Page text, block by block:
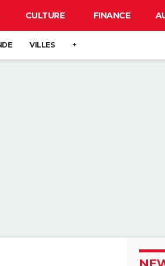
CULTURE FINANCE
VILLES +